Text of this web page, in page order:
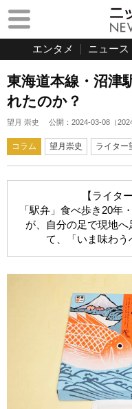
エンタメ ニュース
東海道本線・沼津
れたのか？
望月 崇史 公開： 2024-03-08 （
コラム 望月崇史 ライター
【ライタ
「駅弁」食べ歩き20年
が、自分の足で現地
て、「いま味わう